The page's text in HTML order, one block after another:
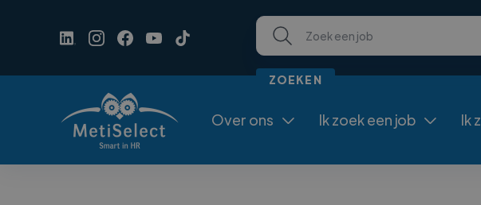
Over ons  Ik zoek een job  Ik